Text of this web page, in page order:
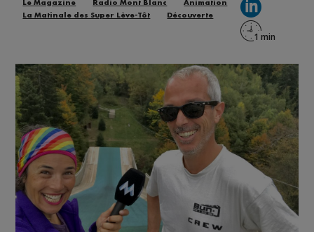
Le Magazine Radio Mont Blanc
Animation
La Matinale des Super Lève-Tôt
Découverte